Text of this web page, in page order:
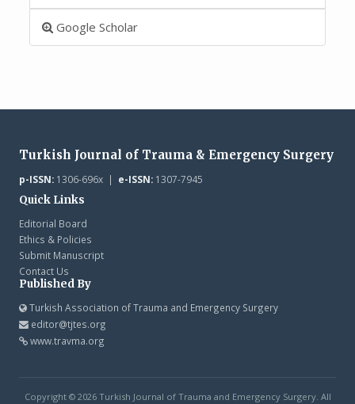
Google Scholar
Turkish Journal of Trauma & Emergency Surgery
p-ISSN:1306-696x | e-ISSN:1307-7945
Quick Links
Editorial Board
Ethics & Policies
Submit Manuscript
Contact Us
Published By
Turkish Association of Trauma and Emergency Surgery
editor@tjtes.org
www.travma.org
Copyright © 2026 Turkish Journal of Trauma and Emergency Surgery. All